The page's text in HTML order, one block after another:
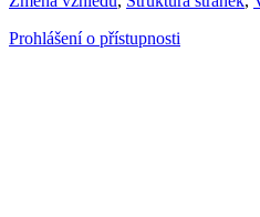
Prohlášení o přístupnosti